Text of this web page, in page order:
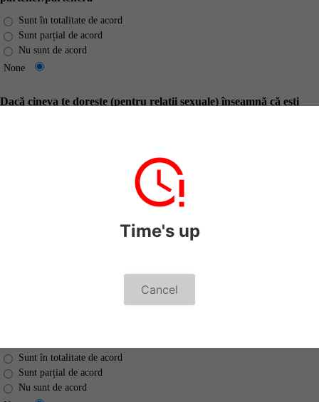
Sunt în totalitate de acord
Sunt parțial de acord
Nu sunt de acord
None
Dacă cineva te dorește (pentru relații sexuale) înseamnă că ești
decât să te masturbezi sau să mergi la sport
Sunt în totalitate de acord
Sunt parțial de acord
Nu sunt de acord
Time's up
Cancel